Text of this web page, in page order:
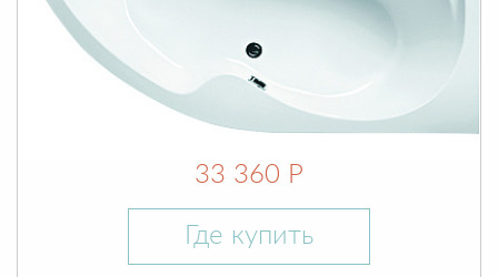
33 360 Р
Где купить